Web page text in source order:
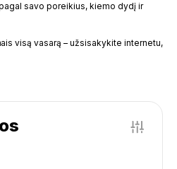
savo poreikius, kiemo dydį ir
visą vasarą – užsisakykite internetu,